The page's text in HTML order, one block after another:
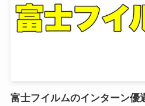
富士フイルムのインターン優